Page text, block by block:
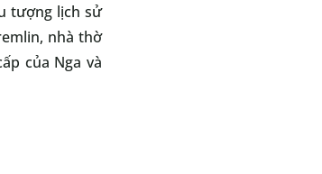
tượng lịch sử
nhà thờ
của Nga và